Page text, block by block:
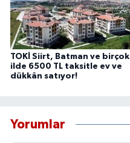
TOKİ Siirt, Batman ve birçok
ilde 6500 TL taksitle ev ve
dükkân satıyor!
Yorumlar